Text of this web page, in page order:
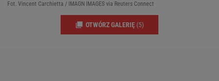
Fot. Vincent Carchietta / IMAGN IMAGES via Reuters Connect
OTWÓRZ GALERIĘ (5)